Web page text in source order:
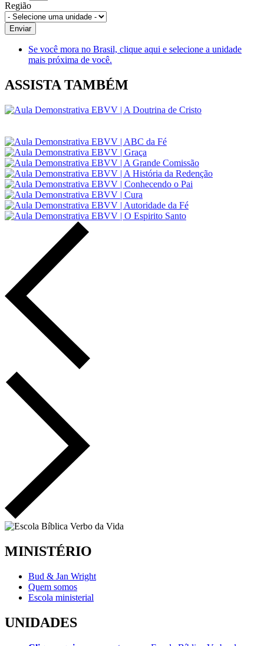
Região
Enviar
Se você mora no Brasil, clique aqui e selecione a unidade
mais próxima de você.
ASSISTA TAMBÉM
MINISTÉRIO
Bud & Jan Wright
Quem somos
Escola ministerial
UNIDADES